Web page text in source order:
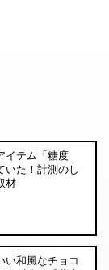
イテム「糖度
いた！計測のし
材
い和風なチョコ